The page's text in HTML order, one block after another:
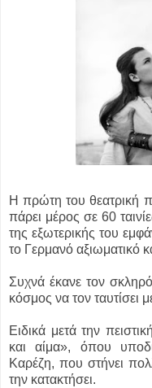
Η πρώτη του θεατρική
πάρει μέρος σε 60
της εξωτερικής του
το Γερμανό αξιωματικό
Συχνά έκανε τον
κόσμος να τον ταυτίσει
Ειδικά μετά την
και αίμα», όπου
Καρέζη, που στήνει
την κατακτήσει.